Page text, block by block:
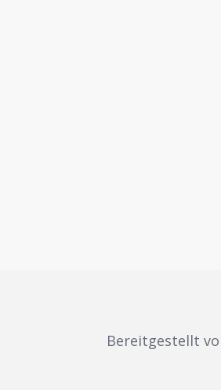
Bereitgestellt